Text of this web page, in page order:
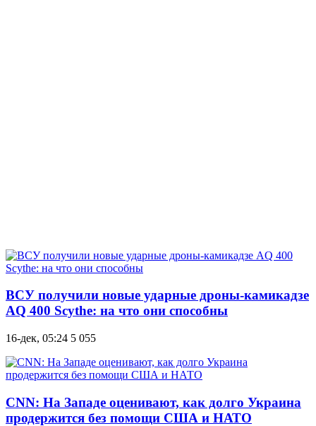
ВСУ получили новые ударные дроны-камикадзе
AQ 400 Scythe: на что они способны
16-дек, 05:24 5 055
CNN: На Западе оценивают, как долго Украина
продержится без помощи США и НАТО